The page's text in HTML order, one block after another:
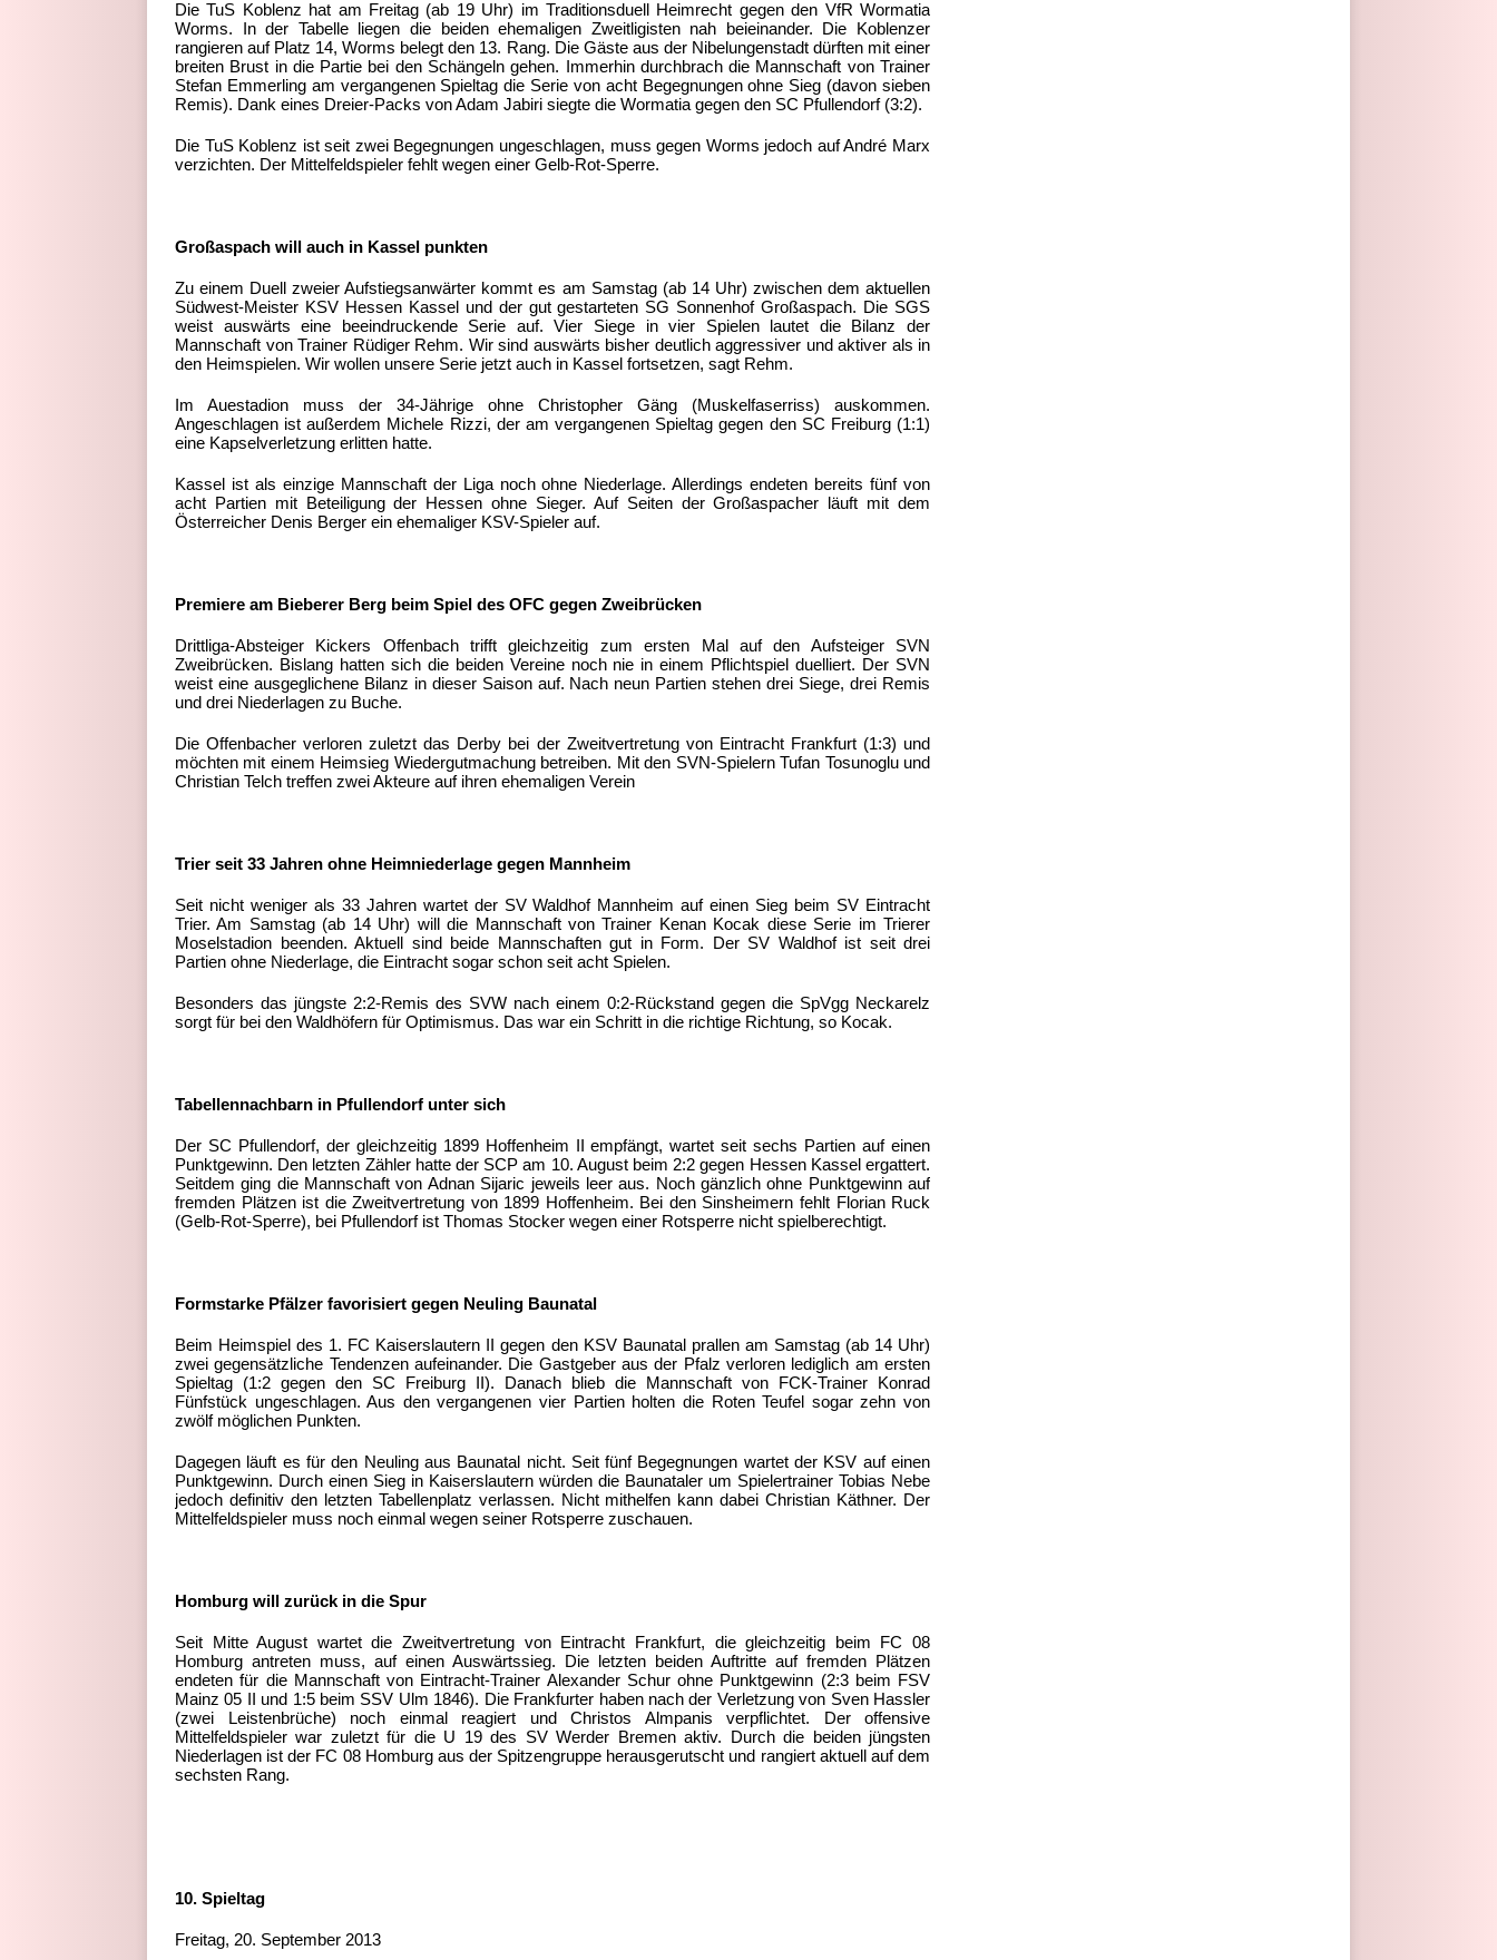
Die TuS Koblenz hat am Freitag (ab 19 Uhr) im Traditionsduell Heimrecht gegen den VfR Wormatia
Worms. In der Tabelle liegen die beiden ehemaligen Zweitligisten nah beieinander. Die Koblenzer
rangieren auf Platz 14, Worms belegt den 13. Rang. Die Gäste aus der Nibelungenstadt dürften mit einer
breiten Brust in die Partie bei den Schängeln gehen. Immerhin durchbrach die Mannschaft von Trainer
Stefan Emmerling am vergangenen Spieltag die Serie von acht Begegnungen ohne Sieg (davon sieben
Remis). Dank eines Dreier-Packs von Adam Jabiri siegte die Wormatia gegen den SC Pfullendorf (3:2).
Die TuS Koblenz ist seit zwei Begegnungen ungeschlagen, muss gegen Worms jedoch auf André Marx
verzichten. Der Mittelfeldspieler fehlt wegen einer Gelb-Rot-Sperre.
Großaspach will auch in Kassel punkten
Zu einem Duell zweier Aufstiegsanwärter kommt es am Samstag (ab 14 Uhr) zwischen dem aktuellen
Südwest-Meister KSV Hessen Kassel und der gut gestarteten SG Sonnenhof Großaspach. Die SGS
weist auswärts eine beeindruckende Serie auf. Vier Siege in vier Spielen lautet die Bilanz der
Mannschaft von Trainer Rüdiger Rehm. Wir sind auswärts bisher deutlich aggressiver und aktiver als in
den Heimspielen. Wir wollen unsere Serie jetzt auch in Kassel fortsetzen, sagt Rehm.
Im Auestadion muss der 34-Jährige ohne Christopher Gäng (Muskelfaserriss) auskommen.
Angeschlagen ist außerdem Michele Rizzi, der am vergangenen Spieltag gegen den SC Freiburg (1:1)
eine Kapselverletzung erlitten hatte.
Kassel ist als einzige Mannschaft der Liga noch ohne Niederlage. Allerdings endeten bereits fünf von
acht Partien mit Beteiligung der Hessen ohne Sieger. Auf Seiten der Großaspacher läuft mit dem
Österreicher Denis Berger ein ehemaliger KSV-Spieler auf.
Premiere am Bieberer Berg beim Spiel des OFC gegen Zweibrücken
Drittliga-Absteiger Kickers Offenbach trifft gleichzeitig zum ersten Mal auf den Aufsteiger SVN
Zweibrücken. Bislang hatten sich die beiden Vereine noch nie in einem Pflichtspiel duelliert. Der SVN
weist eine ausgeglichene Bilanz in dieser Saison auf. Nach neun Partien stehen drei Siege, drei Remis
und drei Niederlagen zu Buche.
Die Offenbacher verloren zuletzt das Derby bei der Zweitvertretung von Eintracht Frankfurt (1:3) und
möchten mit einem Heimsieg Wiedergutmachung betreiben. Mit den SVN-Spielern Tufan Tosunoglu und
Christian Telch treffen zwei Akteure auf ihren ehemaligen Verein
Trier seit 33 Jahren ohne Heimniederlage gegen Mannheim
Seit nicht weniger als 33 Jahren wartet der SV Waldhof Mannheim auf einen Sieg beim SV Eintracht
Trier. Am Samstag (ab 14 Uhr) will die Mannschaft von Trainer Kenan Kocak diese Serie im Trierer
Moselstadion beenden. Aktuell sind beide Mannschaften gut in Form. Der SV Waldhof ist seit drei
Partien ohne Niederlage, die Eintracht sogar schon seit acht Spielen.
Besonders das jüngste 2:2-Remis des SVW nach einem 0:2-Rückstand gegen die SpVgg Neckarelz
sorgt für bei den Waldhöfern für Optimismus. Das war ein Schritt in die richtige Richtung, so Kocak.
Tabellennachbarn in Pfullendorf unter sich
Der SC Pfullendorf, der gleichzeitig 1899 Hoffenheim II empfängt, wartet seit sechs Partien auf einen
Punktgewinn. Den letzten Zähler hatte der SCP am 10. August beim 2:2 gegen Hessen Kassel ergattert.
Seitdem ging die Mannschaft von Adnan Sijaric jeweils leer aus. Noch gänzlich ohne Punktgewinn auf
fremden Plätzen ist die Zweitvertretung von 1899 Hoffenheim. Bei den Sinsheimern fehlt Florian Ruck
(Gelb-Rot-Sperre), bei Pfullendorf ist Thomas Stocker wegen einer Rotsperre nicht spielberechtigt.
Formstarke Pfälzer favorisiert gegen Neuling Baunatal
Beim Heimspiel des 1. FC Kaiserslautern II gegen den KSV Baunatal prallen am Samstag (ab 14 Uhr)
zwei gegensätzliche Tendenzen aufeinander. Die Gastgeber aus der Pfalz verloren lediglich am ersten
Spieltag (1:2 gegen den SC Freiburg II). Danach blieb die Mannschaft von FCK-Trainer Konrad
Fünfstück ungeschlagen. Aus den vergangenen vier Partien holten die Roten Teufel sogar zehn von
zwölf möglichen Punkten.
Dagegen läuft es für den Neuling aus Baunatal nicht. Seit fünf Begegnungen wartet der KSV auf einen
Punktgewinn. Durch einen Sieg in Kaiserslautern würden die Baunataler um Spielertrainer Tobias Nebe
jedoch definitiv den letzten Tabellenplatz verlassen. Nicht mithelfen kann dabei Christian Käthner. Der
Mittelfeldspieler muss noch einmal wegen seiner Rotsperre zuschauen.
Homburg will zurück in die Spur
Seit Mitte August wartet die Zweitvertretung von Eintracht Frankfurt, die gleichzeitig beim FC 08
Homburg antreten muss, auf einen Auswärtssieg. Die letzten beiden Auftritte auf fremden Plätzen
endeten für die Mannschaft von Eintracht-Trainer Alexander Schur ohne Punktgewinn (2:3 beim FSV
Mainz 05 II und 1:5 beim SSV Ulm 1846). Die Frankfurter haben nach der Verletzung von Sven Hassler
(zwei Leistenbrüche) noch einmal reagiert und Christos Almpanis verpflichtet. Der offensive
Mittelfeldspieler war zuletzt für die U 19 des SV Werder Bremen aktiv. Durch die beiden jüngsten
Niederlagen ist der FC 08 Homburg aus der Spitzengruppe herausgerutscht und rangiert aktuell auf dem
sechsten Rang.
10. Spieltag
Freitag, 20. September 2013